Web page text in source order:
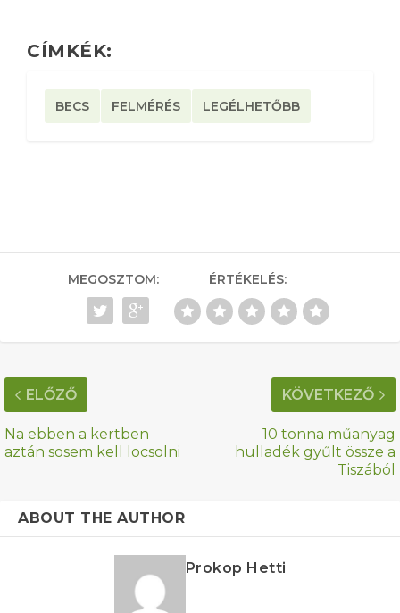
CÍMKÉK:
BECS FELMÉRÉS LEGÉLHETŐBB
MEGOSZTOM: ÉRTÉKELÉS:
ELŐZŐ
Na ebben a kertben
aztán sosem kell locsolni
KÖVETKEZŐ
10 tonna műanyag
hulladék gyűlt össze a
Tiszából
ABOUT THE AUTHOR
Prokop Hetti